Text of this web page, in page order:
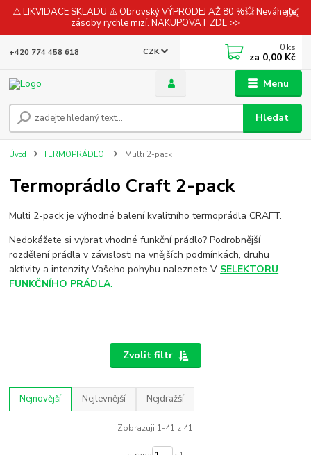
⚠️ LIKVIDACE SKLADU ⚠️ Obrovský VÝPRODEJ AŽ 80 %💥 Neváhejte,
zásoby rychle mizí. NAKUPOVAT ZDE >>
Menu
CZK
Hledat
+420 774 458 618 0 ks
za 0,00 Kč
Úvod TERMOPRÁDLO Multi 2-pack
Termoprádlo Craft 2-pack
Multi 2-pack je výhodné balení kvalitního termoprádla CRAFT.
Nedokážete si vybrat vhodné funkční prádlo? Podrobnější
rozdělení prádla v závislosti na vnějších podmínkách, druhu
aktivity a intenzity Vašeho pohybu naleznete V SELEKTORU
FUNKČNÍHO PRÁDLA.
Zvolit filtr
Nejnovější Nejlevnější Nejdražší
Zobrazuji 1-41 z 41